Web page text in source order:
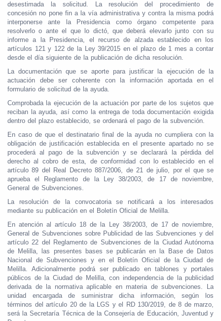
desestimada la solicitud. La resolución del procedimiento de
concesión no pone fin a la vía administrativa y contra la misma podrá
interponerse ante la Presidencia como órgano competente para
resolverlo o ante el que lo dictó, que deberá elevarlo junto con su
informe a la Presidencia, el recurso de alzada establecido en los
artículos 121 y 122 de la Ley 39/2015 en el plazo de 1 mes a contar
desde el día siguiente de la publicación de dicha resolución.
La documentación que se aporte para justificar la ejecución de la
actuación debe ser coherente con la información aportada en el
formulario de solicitud de la ayuda.
Comprobada la ejecución de la actuación por parte de los sujetos que
reciban la ayuda, así como la entrega de toda documentación exigida
dentro del plazo establecido, se ordenará el pago de la subvención.
En caso de que el destinatario final de la ayuda no cumpliera con la
obligación de justificación establecida en el presente apartado no se
procederá al pago de la subvención y se declarará la pérdida del
derecho al cobro de esta, de conformidad con lo establecido en el
artículo 89 del Real Decreto 887/2006, de 21 de julio, por el que se
aprueba el Reglamento de la Ley 38/2003, de 17 de noviembre,
General de Subvenciones.
La resolución de la convocatoria se notificará a los interesados
mediante su publicación en el Boletín Oficial de Melilla.
En atención al artículo 18 de la Ley 38/2003, de 17 de noviembre,
General de Subvenciones sobre Publicidad de las Subvenciones y del
artículo 22 del Reglamento de Subvenciones de la Ciudad Autónoma
de Melilla, las presentes bases se publicarán en la Base de Datos
Nacional de Subvenciones y en el Boletín Oficial de la Ciudad de
Melilla. Adicionalmente podrá ser publicado en tablones y portales
públicos de la Ciudad de Melilla, con independencia de la publicidad
derivada de la normativa aplicable en materia de subvenciones. La
unidad encargada de suministrar dicha información, según los
términos del artículo 20 de la LGS y el RD 130/2019, de 8 de marzo,
será la Secretaría Técnica de la Consejería de Educación, Juventud y